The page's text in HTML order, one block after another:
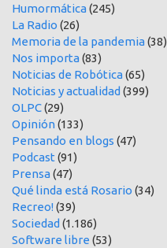
Humormática(245)
La Radio (26)
Memoria de la pandemia(38)
Nos importa(83)
Noticias de Robótica(65)
Noticias y actualidad (399)
OLPC(29)
Opinión(133)
Pensando en blogs (47)
Podcast (91)
Prensa(47)
Qué linda está Rosario (34)
Recreo!(39)
Sociedad (1.186)
Software libre (53)